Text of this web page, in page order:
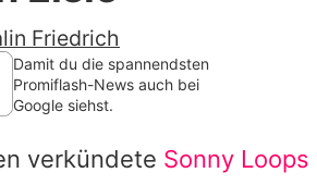
Friedrich
Damit du die spannendsten
Promiflash-News auch bei
Google siehst.
verkündete Sonny Loops